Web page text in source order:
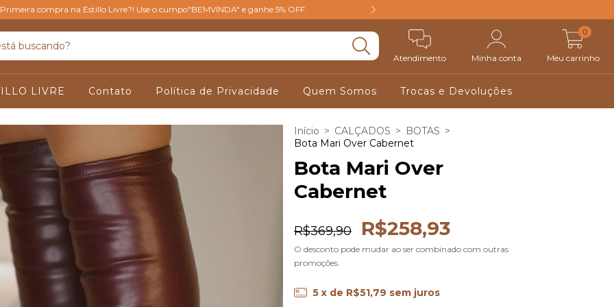
Primeira compra na Estillo Livre?! Use o cumpo"BEMVINDA" e ganhe 5% OFF.
Atendimento Minha conta Meu carrinho
0
LIVRE Contato Política de Privacidade Quem Somos Trocas e Devoluções
Início > CALÇADOS > BOTAS >
Bota Mari Over Cabernet
Bota Mari Over
Cabernet
R$369,90 R$258,93
O desconto pode mudar ao ser combinado com outras
promoções.
5 x de R$51,79 sem juros